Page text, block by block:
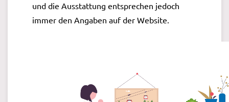
und die Ausstattung entsprechen jedoch
immer den Angaben auf der Website.